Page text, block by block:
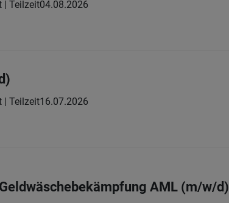
| Teilzeit04.08.2026
| Teilzeit16.07.2026
AML (m/w/d)